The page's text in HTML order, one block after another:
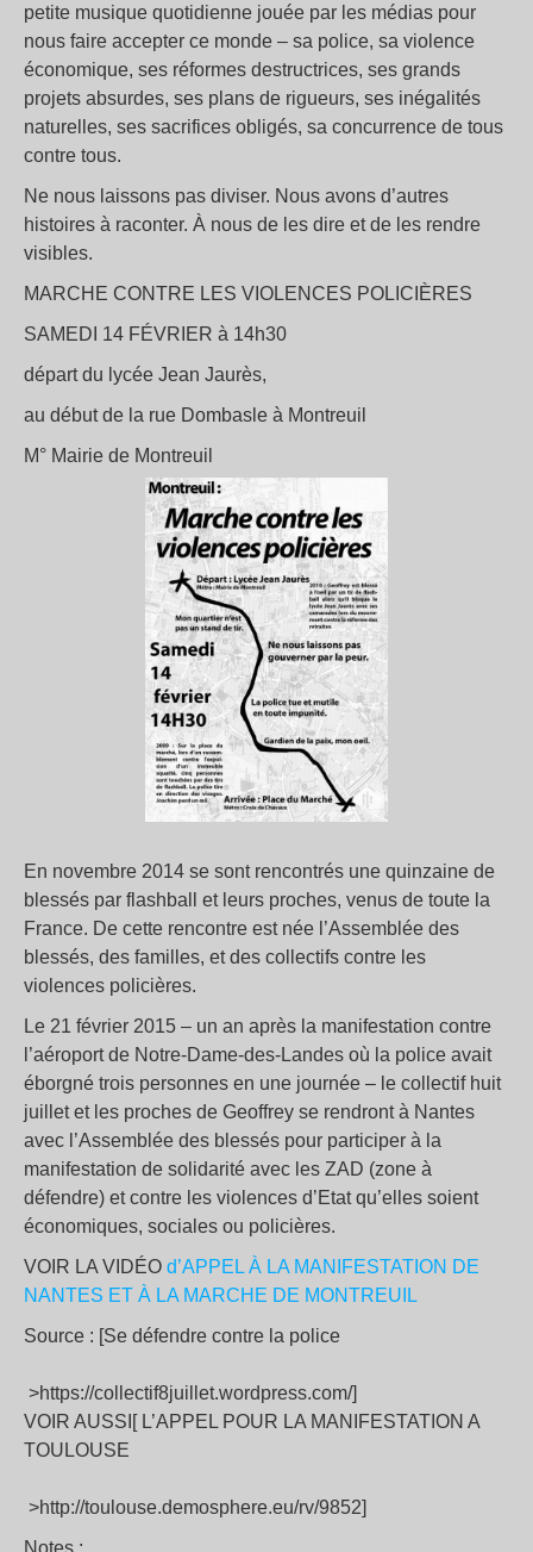
petite musique quotidienne jouée par les médias pour
nous faire accepter ce monde – sa police, sa violence
économique, ses réformes destructrices, ses grands
projets absurdes, ses plans de rigueurs, ses inégalités
naturelles, ses sacrifices obligés, sa concurrence de tous
contre tous.
Ne nous laissons pas diviser. Nous avons d’autres
histoires à raconter. À nous de les dire et de les rendre
visibles.
MARCHE CONTRE LES VIOLENCES POLICIÈRES
SAMEDI 14 FÉVRIER à 14h30
départ du lycée Jean Jaurès,
au début de la rue Dombasle à Montreuil
M° Mairie de Montreuil
En novembre 2014 se sont rencontrés une quinzaine de
blessés par flashball et leurs proches, venus de toute la
France. De cette rencontre est née l’Assemblée des
blessés, des familles, et des collectifs contre les
violences policières.
Le 21 février 2015 – un an après la manifestation contre
l’aéroport de Notre-Dame-des-Landes où la police avait
éborgné trois personnes en une journée – le collectif huit
juillet et les proches de Geoffrey se rendront à Nantes
avec l’Assemblée des blessés pour participer à la
manifestation de solidarité avec les ZAD (zone à
défendre) et contre les violences d’Etat qu’elles soient
économiques, sociales ou policières.
VOIR LA VIDÉO d’APPEL À LA MANIFESTATION DE
NANTES ET À LA MARCHE DE MONTREUIL
Source : [Se défendre contre la police
>https://collectif8juillet.wordpress.com/]
VOIR AUSSI[ L’APPEL POUR LA MANIFESTATION A
TOULOUSE
>http://toulouse.demosphere.eu/rv/9852]